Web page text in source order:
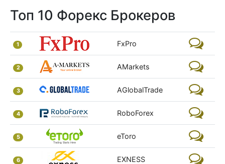
Топ 10 Форекс Брокеров
1 FxPro
2 AMarkets
3 AGlobalTrade
4 RoboForex
5 eToro
6 EXNESS